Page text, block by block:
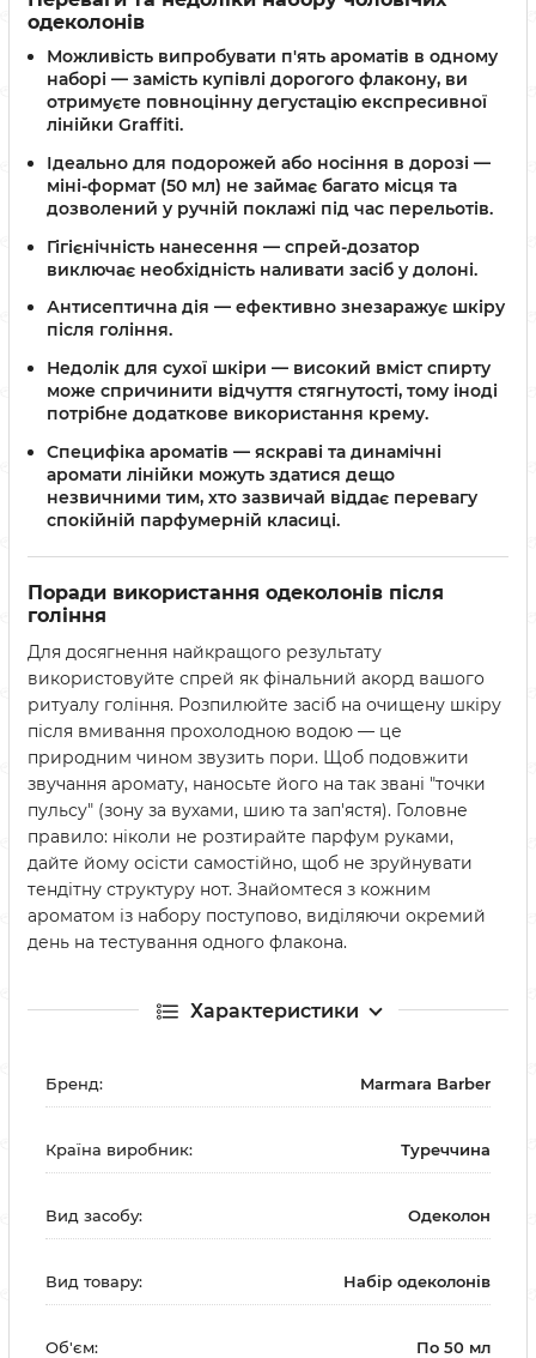
одеколонів
Можливість випробувати п'ять ароматів в одному
наборі — замість купівлі дорогого флакону, ви
отримуєте повноцінну дегустацію експресивної
лінійки Graffiti.
Ідеально для подорожей або носіння в дорозі —
міні-формат (50 мл) не займає багато місця та
дозволений у ручній поклажі під час перельотів.
Гігієнічність нанесення — спрей-дозатор
виключає необхідність наливати засіб у долоні.
Антисептична дія — ефективно знезаражує шкіру
після гоління.
Недолік для сухої шкіри — високий вміст спирту
може спричинити відчуття стягнутості, тому іноді
потрібне додаткове використання крему.
Специфіка ароматів — яскраві та динамічні
аромати лінійки можуть здатися дещо
незвичними тим, хто зазвичай віддає перевагу
спокійній парфумерній класиці.
Поради використання одеколонів після
гоління
Для досягнення найкращого результату
використовуйте спрей як фінальний акорд вашого
ритуалу гоління. Розпилюйте засіб на очищену шкіру
після вмивання прохолодною водою — це
природним чином звузить пори. Щоб подовжити
звучання аромату, наносьте його на так звані "точки
пульсу" (зону за вухами, шию та зап'ястя). Головне
правило: ніколи не розтирайте парфум руками,
дайте йому осісти самостійно, щоб не зруйнувати
тендітну структуру нот. Знайомтеся з кожним
ароматом із набору поступово, виділяючи окремий
день на тестування одного флакона.
Характеристики
Бренд: Marmara Barber
Країна виробник: Туреччина
Вид засобу: Одеколон
Вид товару: Набір одеколонів
Об'єм: По 50 мл